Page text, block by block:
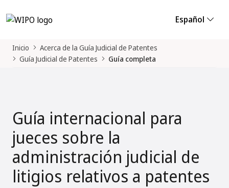
Español
Inicio
Acerca de la Guía Judicial de Patentes
Guía Judicial de Patentes
Guía completa
Guía internacional para
jueces sobre la
administración judicial de
litigios relativos a patentes